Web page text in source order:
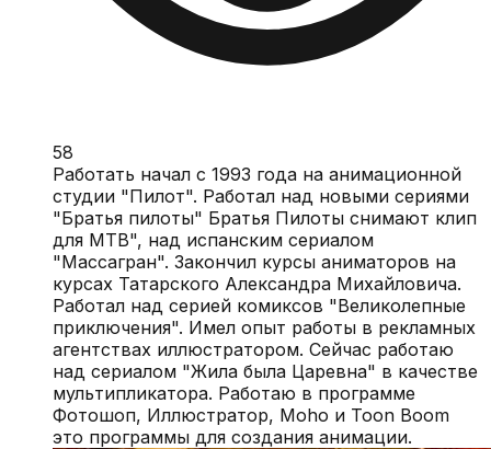
58
Работать начал с 1993 года на анимационной
студии "Пилот". Работал над новыми сериями
"Братья пилоты" Братья Пилоты снимают клип
для МТВ", над испанским сериалом
"Массагран". Закончил курсы аниматоров на
курсах Татарского Александра Михайловича.
Работал над серией комиксов "Великолепные
приключения". Имел опыт работы в рекламных
агентствах иллюстратором. Сейчас работаю
над сериалом "Жила была Царевна" в качестве
мультипликатора. Работаю в программе
Фотошоп, Иллюстратор, Moho и Toon Boom
это программы для создания анимации.